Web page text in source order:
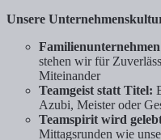
Unsere
stehen wir für
Miteinander
Teamgeist statt Titel:
Azubi, Meister oder
Teamspirit wird
Mittagsrunden wie